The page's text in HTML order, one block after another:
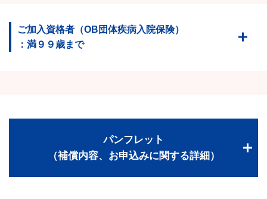
ご加入資格者（OB団体疾病入院保険）
：満９９歳まで
パンフレット
（補償内容、お申込みに関する詳細）